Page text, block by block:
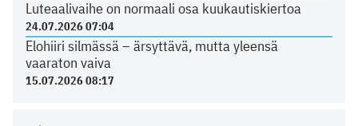
Luteaalivaihe on normaali osa kuukautiskiertoa
24.07.2026 07:04
Elohiiri silmässä – ärsyttävä, mutta yleensä
vaaraton vaiva
15.07.2026 08:17